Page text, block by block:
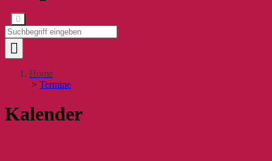
Home
> Termine
Kalender